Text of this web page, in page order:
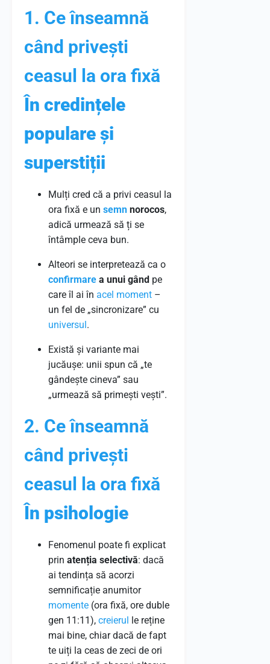
1. Ce înseamnă
când privești
ceasul la ora fixă
În credințele
populare și
superstiții
Mulți cred că a privi ceasul la
ora fixă e un semn norocos,
adică urmează să ți se
întâmple ceva bun.
Alteori se interpretează ca o
confirmare a unui gând pe
care îl ai în acel moment –
un fel de „sincronizare” cu
universul.
Există și variante mai
jucăușe: unii spun că „te
gândește cineva” sau
„urmează să primești vești”.
2. Ce înseamnă
când privești
ceasul la ora fixă
În psihologie
Fenomenul poate fi explicat
prin atenția selectivă: dacă
ai tendința să acorzi
semnificație anumitor
momente (ora fixă, ore duble
gen 11:11), creierul le reține
mai bine, chiar dacă de fapt
te uiți la ceas de zeci de ori